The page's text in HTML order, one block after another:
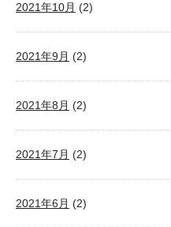
2021年10月 (2)
2021年9月 (2)
2021年8月 (2)
2021年7月 (2)
2021年6月 (2)